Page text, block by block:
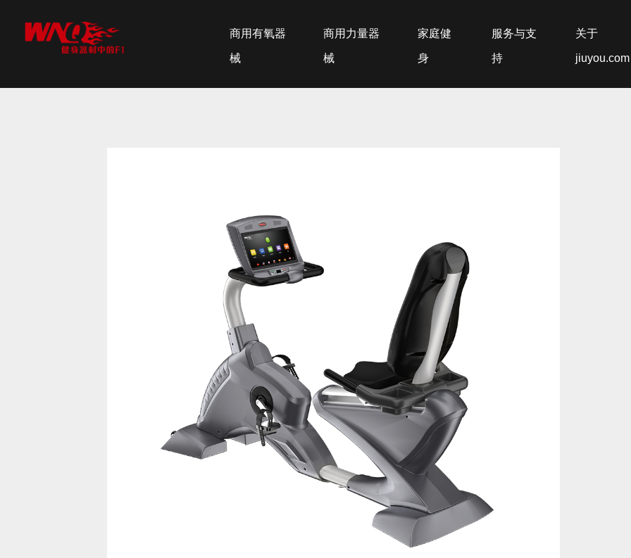
商用有氧器
械
商用力量器
械
家庭健
身
服务与支
持
关于
jiuyou.com